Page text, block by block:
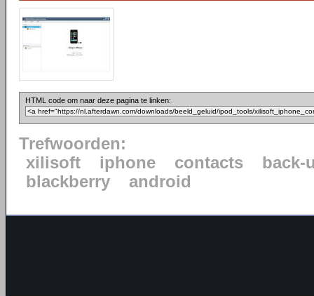
HTML code om naar deze pagina te linken:
Trefwoorden:
xilisoft
iphone contacts
back-
blackberry
android